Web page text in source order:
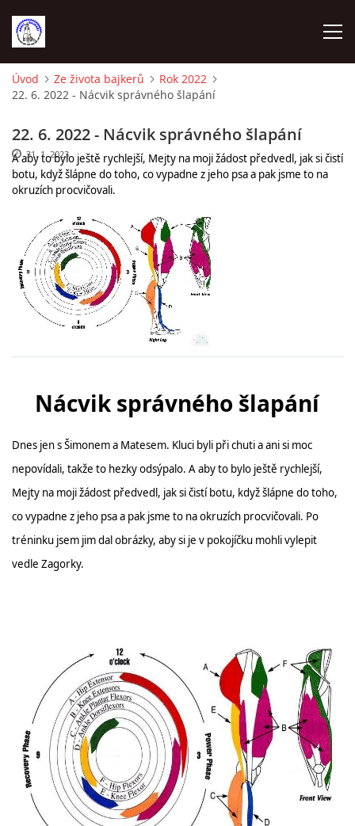
ÚVOD
VYBAVENÍ NA TRÉNINKY
VEDENÍ ODDÍLU
KONTAKTY
DOCHÁZKA A BODOVÁNÍ 2023
ZE ŽIVOTA BAJKERŮ
ROK 2024
ROK 2023
Úvod Ze života bajkerů
Rok 2022
22. 6. 2022 - Nácvik správného šlapání
22. 6. 2022 - Nácvik správného šlapání
A aby to bylo ještě rychlejší, Mejty na moji žádost předvedl, jak si čistí
botu, když šlápne do toho, co vypadne z jeho psa a pak jsme to na
okruzích procvičovali.
31. 1. 2023
Nácvik správného šlapání
Dnes jen s Šimonem a Matesem. Kluci byli při chuti a ani si moc
nepovídali, takže to hezky odsýpalo. A aby to bylo ještě rychlejší,
Mejty na moji žádost předvedl, jak si čistí botu, když šlápne do toho,
co vypadne z jeho psa a pak jsme to na okruzích procvičovali. Po
tréninku jsem jim dal obrázky, aby si je v pokojíčku mohli vylepit
vedle Zagorky.